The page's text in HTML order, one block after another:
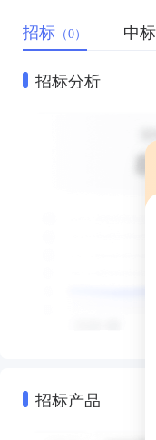
招标 （0） 中标
招标分析
招标产品